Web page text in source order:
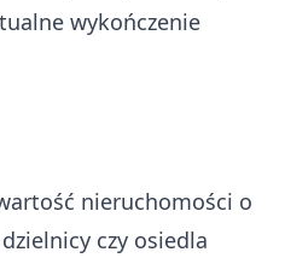
wykończenie
nieruchomości o
czy osiedla